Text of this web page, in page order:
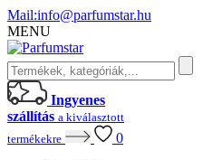
Mail:info@parfumstar.hu
MENU
Ingyenes
szállítás a kiválasztott
termékekre
0